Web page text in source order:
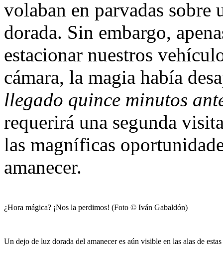
volaban en parvadas sobre
dorada. Sin embargo,
estacionar nuestros
cámara, la magia había
llegado quince minutos
requerirá una segunda
las magníficas
amanecer.
¿Hora mágica? ¡Nos la perdimos! (Foto © Iván Gabaldón)
Un dejo de luz dorada del amanecer es aún visible en las alas de